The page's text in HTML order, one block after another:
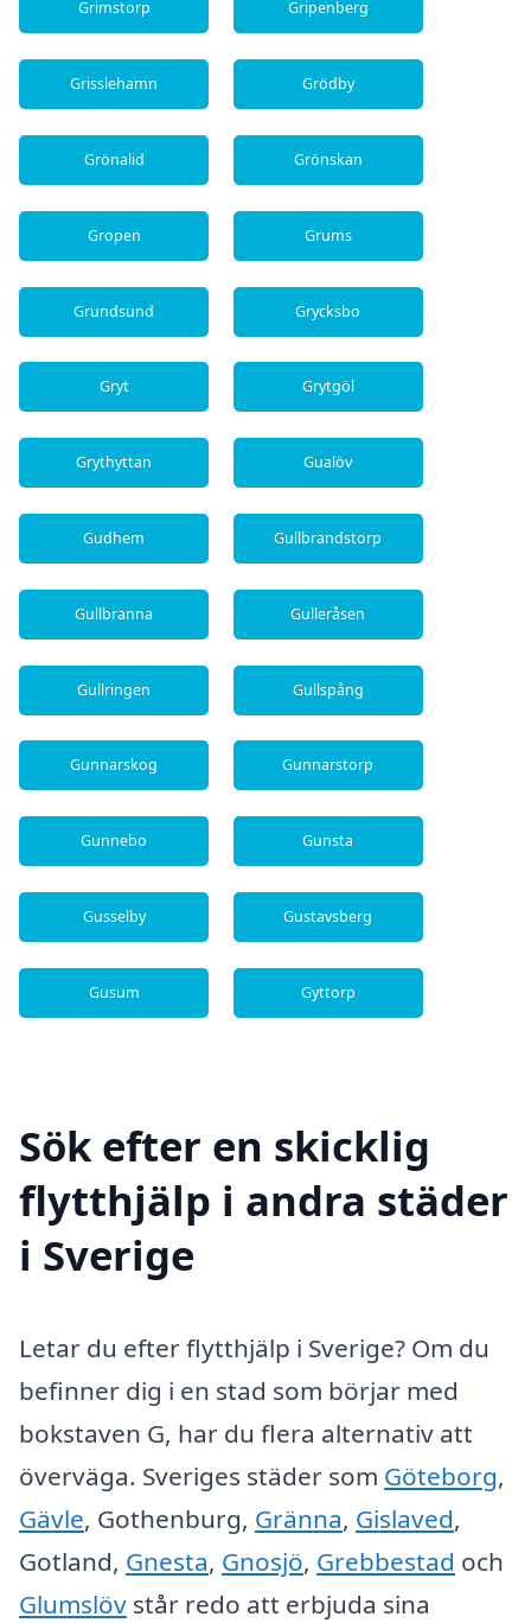
Grimstorp Gripenberg
Grisslehamn Grödby
Grönalid Grönskan
Gropen Grums
Grundsund Grycksbo
Gryt Grytgöl
Grythyttan Gualöv
Gudhem Gullbrandstorp
Gullbranna Gulleråsen
Gullringen Gullspång
Gunnarskog Gunnarstorp
Gunnebo Gunsta
Gusselby Gustavsberg
Gusum Gyttorp
Sök efter en skicklig
flytthjälp i andra städer
i Sverige
Letar du efter flytthjälp i Sverige? Om du
befinner dig i en stad som börjar med
bokstaven G, har du flera alternativ att
överväga. Sveriges städer som Göteborg,
Gävle, Gothenburg, Gränna, Gislaved,
Gotland, Gnesta, Gnosjö, Grebbestad och
Glumslöv står redo att erbjuda sina